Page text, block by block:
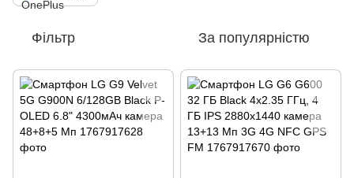
Фільтр За популярністю